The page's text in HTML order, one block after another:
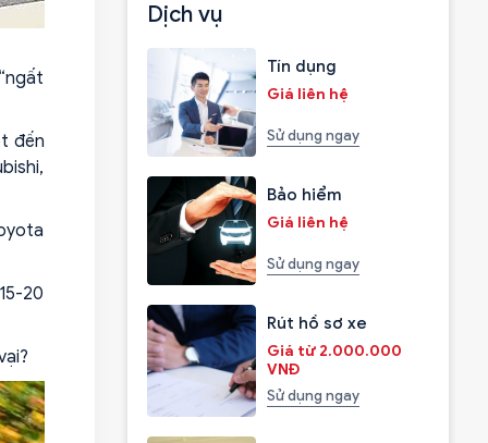
đến
20
Dịch vụ
Tín dụng
Giá liên hệ
Sử dụng ngay
Bảo hiểm
Giá liên hệ
Sử dụng ngay
Rút hồ sơ xe
Giá từ 2.000.000
VNĐ
Sử dụng ngay